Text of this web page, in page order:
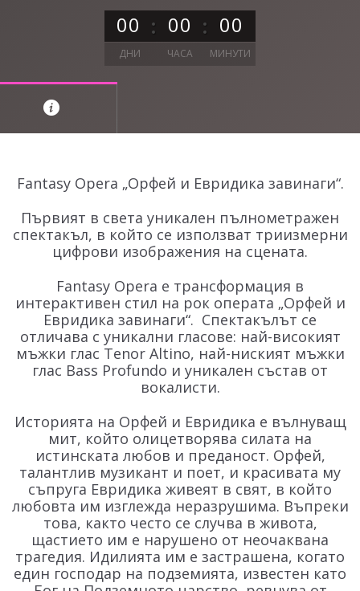
00 00 00
ДНИ ЧАСА МИНУТИ
Fantasy Opera „Орфей и Евридика завинаги“.
Първият в света уникален пълнометражен
спектакъл, в който се използват триизмерни
цифрови изображения на сцената.
Fantasy Opera е трансформация в
интерактивен стил на рок операта „Орфей и
Евридика завинаги“. Спектакълът се
отличава с уникални гласове: най-високият
мъжки глас Tenor Altino, най-ниският мъжки
глас Bass Profundo и уникален състав от
вокалисти.
Историята на Орфей и Евридика е вълнуващ
мит, който олицетворява силата на
истинската любов и преданост. Орфей,
талантлив музикант и поет, и красивата му
съпруга Евридика живеят в свят, в който
любовта им изглежда неразрушима. Въпреки
това, както често се случва в живота,
щастието им е нарушено от неочаквана
трагедия. Идилията им е застрашена, когато
един господар на подземията, известен като